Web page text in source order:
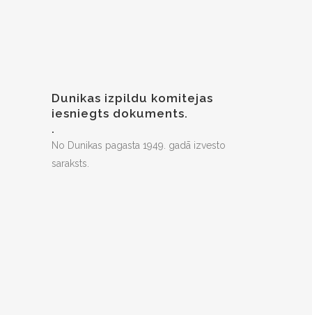
Dunikas izpildu komitejas
iesniegts dokuments.
.
No Dunikas pagasta 1949. gadā izvesto
saraksts.